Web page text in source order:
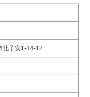
北子安1-14-12